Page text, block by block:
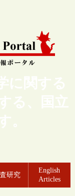
に関する
る、国立
。
研究
English
Articles